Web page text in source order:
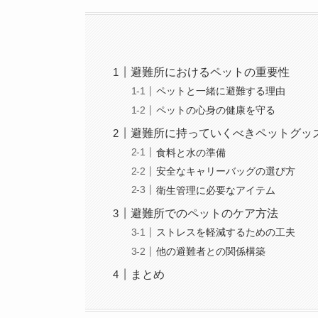
避難所におけるペットの重要性
ペットと一緒に避難する理由
ペットの心身の健康を守る
避難所に持っていくべきペットグッ
食料と水の準備
安全なキャリーバッグの選び方
衛生管理に必要なアイテム
避難所でのペットのケア方法
ストレスを軽減するための工夫
他の避難者との関係構築
まとめ